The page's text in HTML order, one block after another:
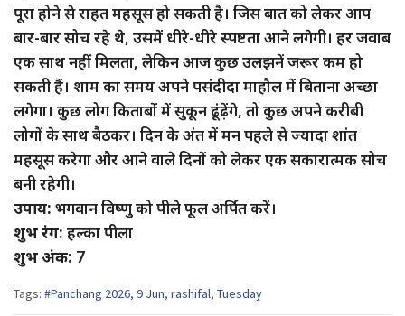
पूरा होने से राहत महसूस हो सकती है। जिस बात को लेकर आप
बार-बार सोच रहे थे, उसमें धीरे-धीरे स्पष्टता आने लगेगी। हर जवाब
एक साथ नहीं मिलता, लेकिन आज कुछ उलझनें जरूर कम हो
सकती हैं। शाम का समय अपने पसंदीदा माहौल में बिताना अच्छा
लगेगा। कुछ लोग किताबों में सुकून ढूंढ़ेंगे, तो कुछ अपने करीबी
लोगों के साथ बैठकर। दिन के अंत में मन पहले से ज्यादा शांत
महसूस करेगा और आने वाले दिनों को लेकर एक सकारात्मक सोच
बनी रहेगी।
उपाय: भगवान विष्णु को पीले फूल अर्पित करें।
शुभ रंग: हल्का पीला
शुभ अंक: 7
Tags: #Panchang 2026, 9 Jun, rashifal, Tuesday